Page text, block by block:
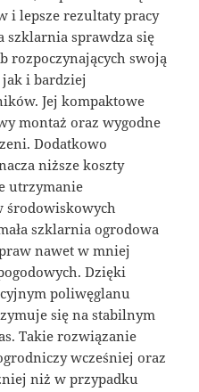
i lepsze rezultaty pracy
szklarnia sprawdza się
rozpoczynających swoją
i bardziej
Jej kompaktowe
montaż oraz wygodne
Dodatkowo
niższe koszty
utrzymanie
środowiskowych
szklarnia ogrodowa
nawet w mniej
Dzięki
poliwęglanu
się na stabilnym
Takie rozwiązanie
wcześniej oraz
niż w przypadku